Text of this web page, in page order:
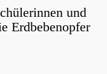
und
Erdbebenopfer